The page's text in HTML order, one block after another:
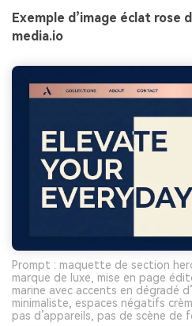
Exemple d’image éclat rose
media.io
Prompt : maquette de section
marque de luxe, mise en page
marine avec accents en dégradé
minimaliste, espaces négatifs
pas d’appareils, pas de scène de